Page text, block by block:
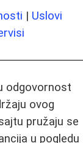
| Uslovi
odgovornost
ovog
pružaju se
u pogledu